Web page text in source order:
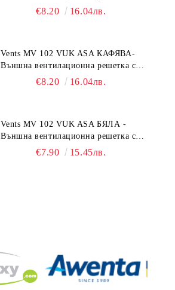
гравитачна клапа Ø 100, Ø 125,
€8.20 16.04лв.
Vents MV 102 VUK ASA КАФЯВА-
Външна вентилационна решетка с
гравитачна клапа Ø 100, Ø 125,
€8.20 16.04лв.
Vents MV 102 VUK ASA БЯЛА -
Външна вентилационна решетка с
гравитачна клапа Ø 100, Ø 125,
€7.90 15.45лв.